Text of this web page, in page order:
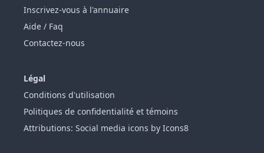
Inscrivez-vous à l'annuaire
Aide / Faq
Contactez-nous
Légal
Conditions d'utilisation
Politiques de confidentialité et témoins
Attributions: Social media icons by Icons8